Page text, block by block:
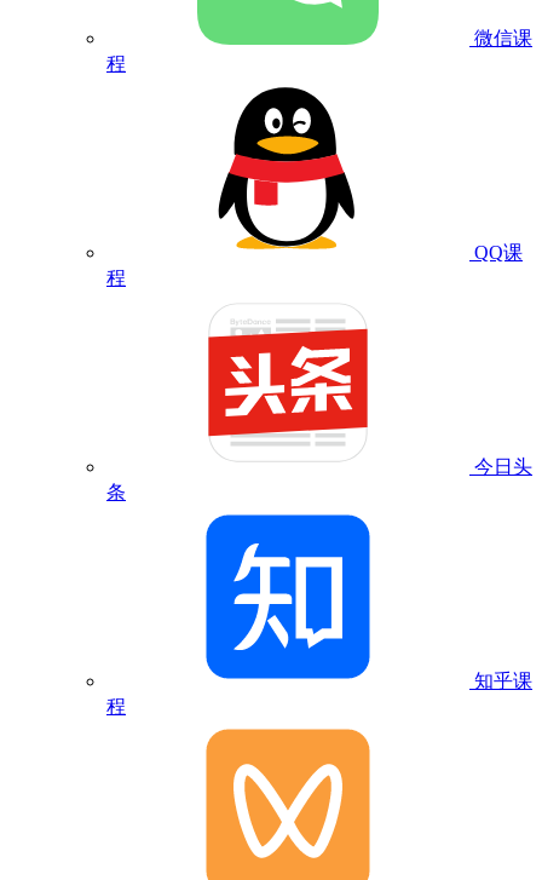
微信课
程
QQ课
程
今日头
条
知乎课
程